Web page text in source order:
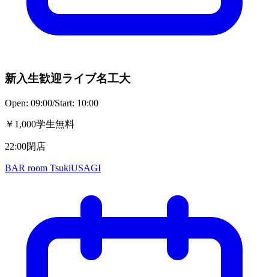
新入生歓迎ライブ名工大
Open: 09:00/Start: 10:00
￥1,000学生無料
22:00閉店
BAR room TsukiUSAGI